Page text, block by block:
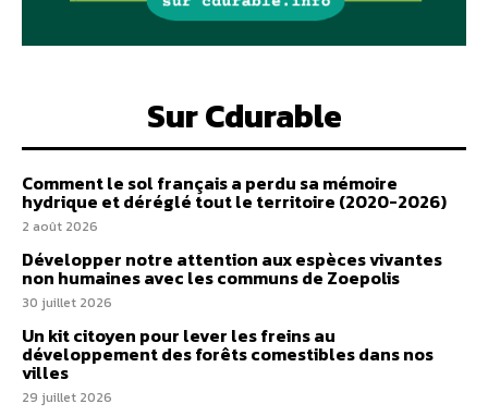
Sur Cdurable
Comment le sol français a perdu sa mémoire
hydrique et déréglé tout le territoire (2020-2026)
2 août 2026
Développer notre attention aux espèces vivantes
non humaines avec les communs de Zoepolis
30 juillet 2026
Un kit citoyen pour lever les freins au
développement des forêts comestibles dans nos
villes
29 juillet 2026